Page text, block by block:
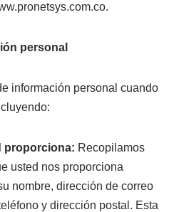
personal
información personal cuando
proporciona: Recopilamos
usted nos proporciona
nombre, dirección de correo
y dirección postal. Esta